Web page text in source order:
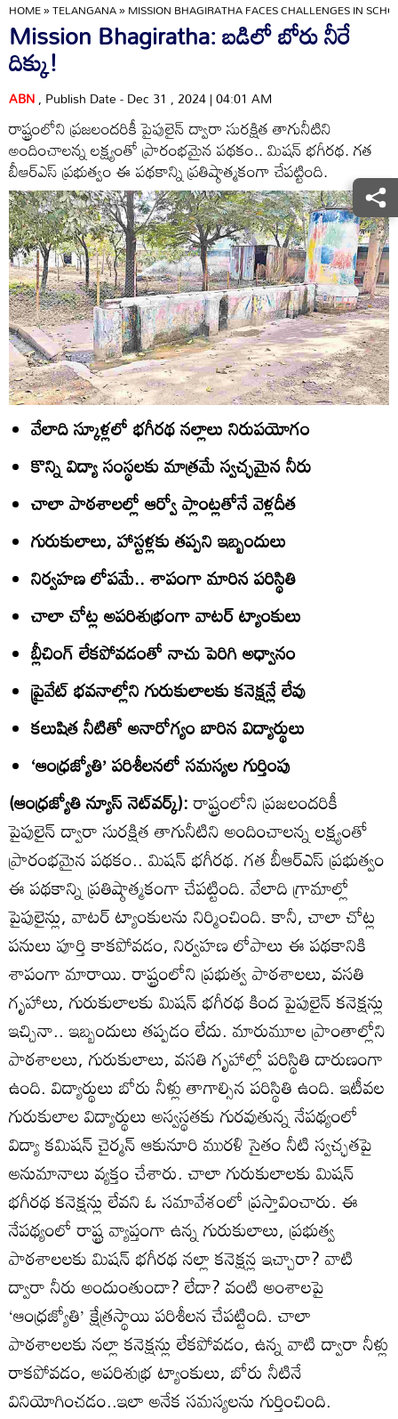
HOME»TELANGANA»MISSION BHAGIRATHA FACES CHALLENGES IN
Mission Bhagiratha: బడిలో బోరు నీరే
దిక్కు!
ABN, Publish Date - Dec 31 , 2024 | 04:01 AM
రాష్ట్రంలోని ప్రజలందరికీ పైపులైన్‌ ద్వారా సురక్షిత తాగునీటిని
అందించాలన్న లక్ష్యంతో ప్రారంభమైన పథకం.. మిషన్‌ భగీరథ. గత
బీఆర్‌ఎస్‌ ప్రభుత్వం ఈ పథకాన్ని ప్రతిష్ఠాత్మకంగా చేపట్టింది.
వేలాది స్కూళ్లలో భగీరథ నల్లాలు నిరుపయోగం
కొన్ని విద్యా సంస్థలకు మాత్రమే స్వచ్ఛమైన నీరు
చాలా పాఠశాలల్లో ఆర్వో ప్లాంట్లతోనే వెళ్లదీత
గురుకులాలు, హాస్టళ్లకు తప్పని ఇబ్బందులు
నిర్వహణ లోపమే.. శాపంగా మారిన పరిస్థితి
చాలా చోట్ల అపరిశుభ్రంగా వాటర్‌ ట్యాంకులు
బ్లీచింగ్‌ లేకపోవడంతో నాచు పెరిగి అధ్వానం
ప్రైవేట్‌ భవనాల్లోని గురుకులాలకు కనెక్షన్లే లేవు
కలుషిత నీటితో అనారోగ్యం బారిన విద్యార్థులు
‘ఆంధ్రజ్యోతి’ పరిశీలనలో సమస్యల గుర్తింపు
(ఆంధ్రజ్యోతి న్యూస్‌ నెట్‌వర్క్‌):రాష్ట్రంలోని ప్రజలందరికీ
పైపులైన్‌ ద్వారా సురక్షిత తాగునీటిని అందించాలన్న లక్ష్యంతో
ప్రారంభమైన పథకం.. మిషన్‌ భగీరథ. గత బీఆర్‌ఎస్‌ ప్రభుత్వం
ఈ పథకాన్ని ప్రతిష్ఠాత్మకంగా చేపట్టింది. వేలాది గ్రామాల్లో
పైపులైన్లు, వాటర్‌ ట్యాంకులను నిర్మించింది. కానీ, చాలా చోట్ల
పనులు పూర్తి కాకపోవడం, నిర్వహణ లోపాలు ఈ పథకానికి
శాపంగా మారాయి. రాష్ట్రంలోని ప్రభుత్వ పాఠశాలలు, వసతి
గృహాలు, గురుకులాలకు మిషన్‌ భగీరథ కింద పైపులైన్‌ కనెక్షన్లు
ఇచ్చినా.. ఇబ్బందులు తప్పడం లేదు. మారుమూల ప్రాంతాల్లోని
పాఠశాలలు, గురుకులాలు, వసతి గృహాల్లో పరిస్థితి దారుణంగా
ఉంది. విద్యార్థులు బోరు నీళ్లు తాగాల్సిన పరిస్థితి ఉంది. ఇటీవల
గురుకులాల విద్యార్థులు అస్వస్థతకు గురవుతున్న నేపథ్యంలో
విద్యా కమిషన్‌ చైర్మన్‌ ఆకునూరి మురళి సైతం నీటి స్వచ్ఛతపై
అనుమానాలు వ్యక్తం చేశారు. చాలా గురుకులాలకు మిషన్‌
భగీరథ కనెక్షన్లు లేవని ఓ సమావేశంలో ప్రస్తావించారు. ఈ
నేపథ్యంలో రాష్ట్ర వ్యాప్తంగా ఉన్న గురుకులాలు, ప్రభుత్వ
పాఠశాలలకు మిషన్‌ భగీరథ నల్లా కనెక్షన్ల ఇచ్చారా? వాటి
ద్వారా నీరు అందుంతుందా? లేదా? వంటి అంశాలపై
‘ఆంధ్రజ్యోతి’ క్షేత్రస్థాయి పరిశీలన చేపట్టింది. చాలా
పాఠశాలలకు నల్లా కనెక్షన్లు లేకపోవడం, ఉన్న వాటి ద్వారా నీళ్లు
రాకపోవడం, అపరిశుభ్ర ట్యాంకులు, బోరు నీటినే
వినియోగించడం..ఇలా అనేక సమస్యలను గుర్తించింది.